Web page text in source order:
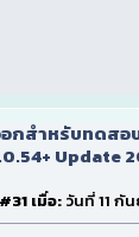
อกสำหรับทดสอ
Update
เมื่อ: วันที่ 11 กั